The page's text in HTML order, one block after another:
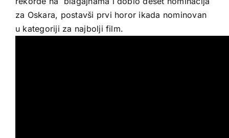
za Oskara, postavši prvi horor ikada nominovan
u kategoriji za najbolji film.